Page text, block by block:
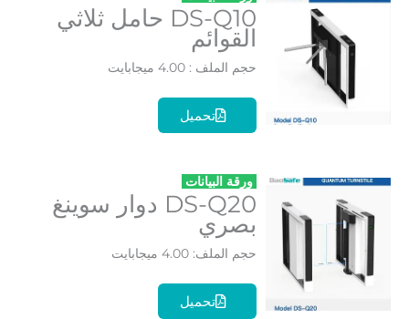
DS-Q10 حامل ثلاثي
القوائم
حجم الملف : 4.00 ميجابايت
تحميل
ورقة البيانات
DS-Q20 دوار سوينغ
بصري
حجم الملف: 4.00 ميجابايت
تحميل